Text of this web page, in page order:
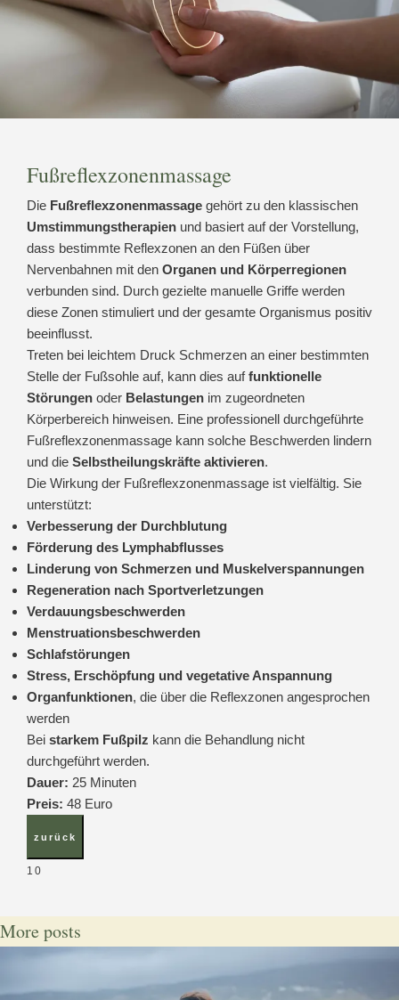
Fußreflexzonenmassage
Die Fußreflexzonenmassage gehört zu den klassischen
Umstimmungstherapien und basiert auf der Vorstellung,
dass bestimmte Reflexzonen an den Füßen über
Nervenbahnen mit den Organen und Körperregionen
verbunden sind. Durch gezielte manuelle Griffe werden
diese Zonen stimuliert und der gesamte Organismus positiv
beeinflusst.
Treten bei leichtem Druck Schmerzen an einer bestimmten
Stelle der Fußsohle auf, kann dies auffunktionelle
Störungen oder Belastungen im zugeordneten
Körperbereich hinweisen. Eine professionell durchgeführte
Fußreflexzonenmassage kann solche Beschwerden lindern
und die Selbstheilungskräfte aktivieren.
Die Wirkung der Fußreflexzonenmassage ist vielfältig. Sie
unterstützt:
Verbesserung der Durchblutung
Förderung des Lymphabflusses
Linderung von Schmerzen und Muskelverspannungen
Regeneration nach Sportverletzungen
Verdauungsbeschwerden
Menstruationsbeschwerden
Schlafstörungen
Stress, Erschöpfung und vegetative Anspannung
Organfunktionen, die über die Reflexzonen angesprochen
werden
Bei starkem Fußpilz kann die Behandlung nicht
durchgeführt werden.
Dauer: 25 Minuten
Preis: 48 Euro
10
More posts